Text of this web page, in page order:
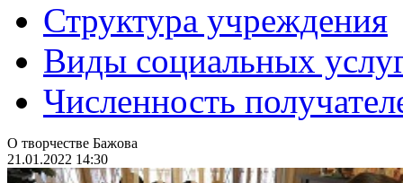
Структура учреждения
Виды социальных
Численность
О творчестве Бажова
21.01.2022 14:30